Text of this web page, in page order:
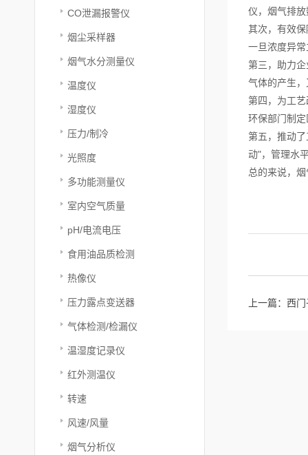
CO泄漏报警仪
烟尘采样器
烟气水分测量仪
温度仪
湿度仪
压力/制冷
光照度
多功能测量仪
室内空气质量
pH/电流电压
食用油品质检测
热像仪
压力露点变送器
气体检测/检漏仪
温湿度记录仪
红外测温仪
转速
风速/风量
烟气分析仪
仪，烟气排
其次，有效
一旦浓度异
第三，助力
气体的产生
第四，为工
环保部门制
第五，推动
动"，管理水
总的来说，
上一篇： 西门